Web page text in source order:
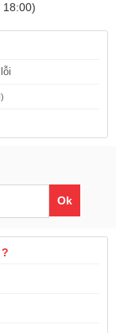
Ok